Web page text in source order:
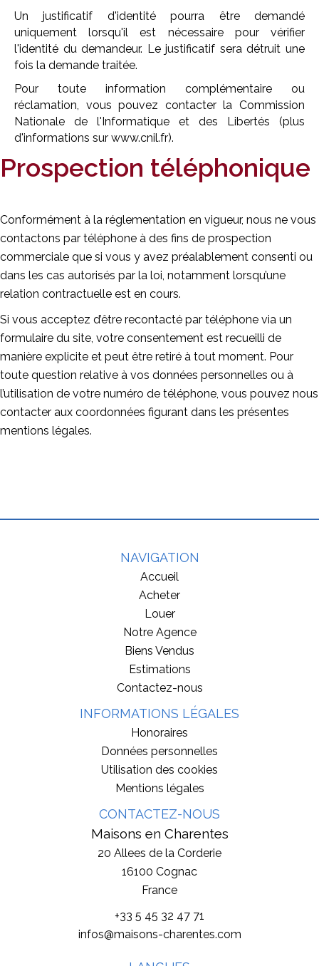
Un justificatif d'identité pourra être demandé
uniquement lorsqu'il est nécessaire pour vérifier
l'identité du demandeur. Le justificatif sera détruit une
fois la demande traitée.
Pour toute information complémentaire ou
réclamation, vous pouvez contacter la Commission
Nationale de l'Informatique et des Libertés (plus
d'informations sur www.cnil.fr).
Prospection téléphonique
Conformément à la réglementation en vigueur, nous ne vous
contactons par téléphone à des fins de prospection
commerciale que si vous y avez préalablement consenti ou
dans les cas autorisés par la loi, notamment lorsqu’une
relation contractuelle est en cours.
Si vous acceptez d’être recontacté par téléphone via un
formulaire du site, votre consentement est recueilli de
manière explicite et peut être retiré à tout moment. Pour
toute question relative à vos données personnelles ou à
l’utilisation de votre numéro de téléphone, vous pouvez nous
contacter aux coordonnées figurant dans les présentes
mentions légales.
NAVIGATION
Accueil
Acheter
Louer
Notre Agence
Biens Vendus
Estimations
Contactez-nous
INFORMATIONS LÉGALES
Honoraires
Données personnelles
Utilisation des cookies
Mentions légales
CONTACTEZ-NOUS
Maisons en Charentes
20 Allees de la Corderie
16100 Cognac
France
+33 5 45 32 47 71
infos@maisons-charentes.com